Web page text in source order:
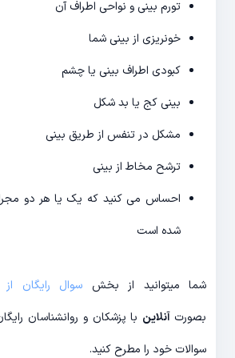
تورم بینی و نواحی اطراف آن
خونریزی از بینی شما
کبودی اطراف بینی یا چشم
بینی کج یا بد شکل
مشکل در تنفس از طریق بینی
ترشح مخاط از بینی
احساس می کنید که یک یا هر دو
شده است
شما میتوانید از بخش سوال رایگان
بصورت آنلاین با پزشکان و روانشناسان
سوالات خود را مطرح کنید.